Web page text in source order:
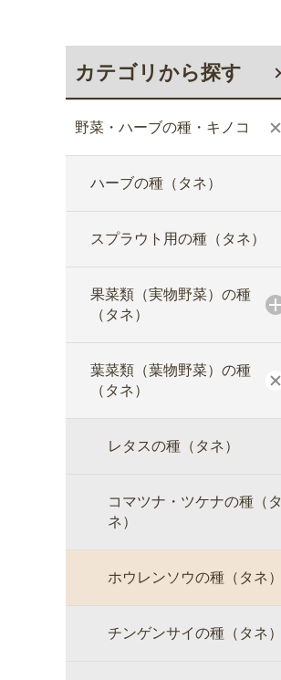
カテゴリから探す
野菜・ハーブの種・キノコ
ハーブの種（タネ）
スプラウト用の種（タネ）
果菜類（実物野菜）の種
（タネ）
葉菜類（葉物野菜）の種
（タネ）
レタスの種（タネ）
コマツナ・ツケナの種（タ
ネ）
ホウレンソウの種（タネ）
チンゲンサイの種（タネ）